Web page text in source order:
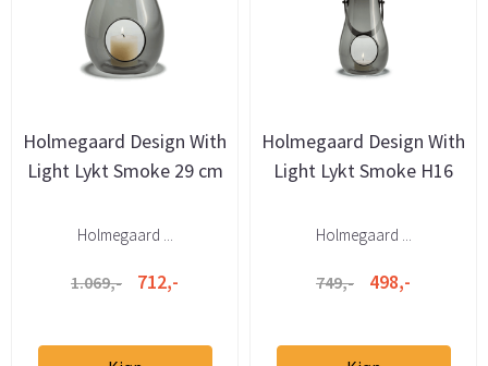
Holmegaard Design With
Light Lykt Smoke 29 cm
Holmegaard ...
1.069,- 712,-
Holmegaard Design With
Light Lykt Smoke H16
Holmegaard ...
749,- 498,-